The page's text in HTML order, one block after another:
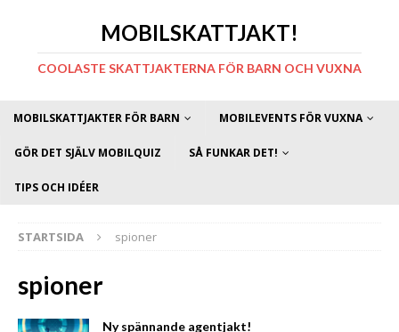
MOBILSKATTJAKT!
COOLASTE SKATTJAKTERNA FÖR BARN OCH VUXNA
MOBILSKATTJAKTER FÖR BARN MOBILEVENTS FÖR VUXNA
GÖR DET SJÄLV MOBILQUIZ SÅ FUNKAR DET!
TIPS OCH IDÉER
STARTSIDA spioner
spioner
Ny spännande agentjakt!